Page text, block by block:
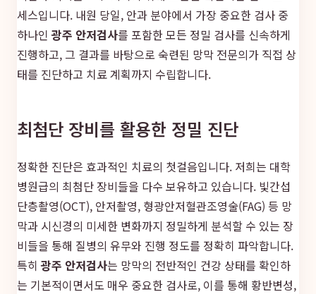
세스입니다. 내원 당일, 안과 분야에서 가장 중요한 검사 중
하나인광주 안저검사를 포함한 모든 정밀 검사를 신속하게
진행하고, 그 결과를 바탕으로 숙련된 망막 전문의가 직접 상
태를 진단하고 치료 계획까지 수립합니다.
최첨단 장비를 활용한 정밀 진단
정확한 진단은 효과적인 치료의 첫걸음입니다. 저희는 대학
병원급의 최첨단 장비들을 다수 보유하고 있습니다. 빛간섭
단층촬영(OCT), 안저촬영, 형광안저혈관조영술(FAG) 등 망
막과 시신경의 미세한 변화까지 정밀하게 분석할 수 있는 장
비들을 통해 질병의 유무와 진행 정도를 정확히 파악합니다.
특히광주 안저검사는 망막의 전반적인 건강 상태를 확인하
는 기본적이면서도 매우 중요한 검사로, 이를 통해 황반변성,